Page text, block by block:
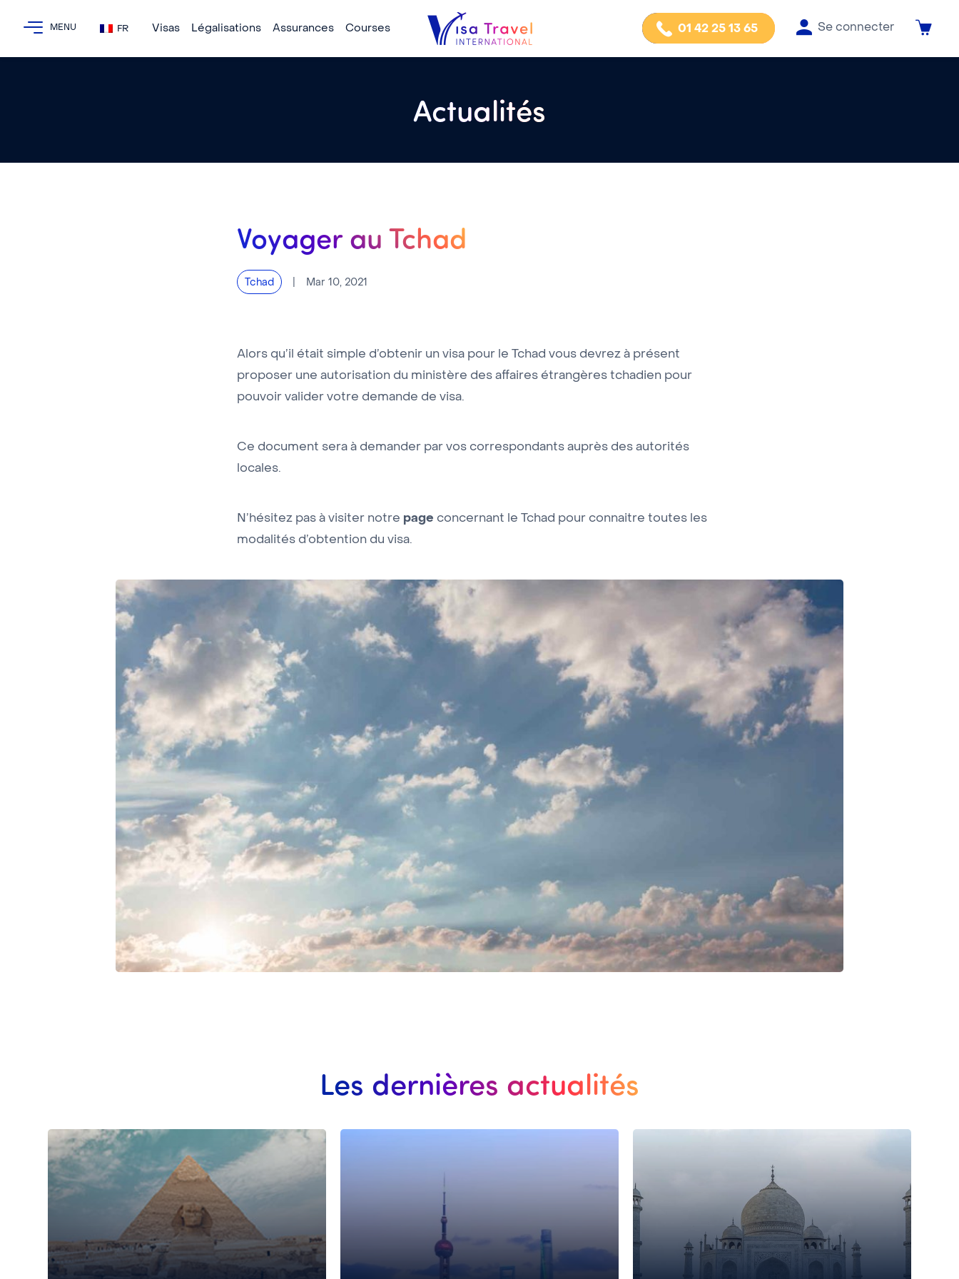
FR Visas Légalisations Assurances Courses 01 42 25 13 65 Se connecter
Actualités
Voyager au Tchad
Mar 10, 2021
Tchad
Alors qu’il était simple d’obtenir un visa pour le Tchad vous devrez à présent
proposer une autorisation du ministère des affaires étrangères tchadien pour
pouvoir valider votre demande de visa.
Ce document sera à demander par vos correspondants auprès des autorités
locales.
N’hésitez pas à visiter notre page concernant le Tchad pour connaitre toutes les
modalités d’obtention du visa.
Les dernières actualités